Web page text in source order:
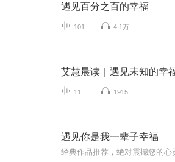
遇见百分之百的幸福
101 4.1万
艾慧晨读｜遇见未知的幸
11 1915
遇见你是我一辈子幸福